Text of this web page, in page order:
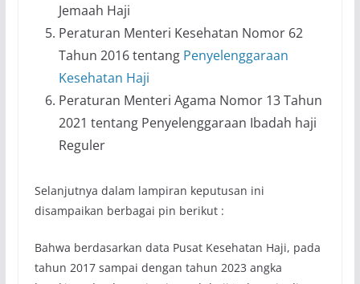
Jemaah Haji
Peraturan Menteri Kesehatan Nomor 62
Tahun 2016 tentang Penyelenggaraan
Kesehatan Haji
Peraturan Menteri Agama Nomor 13 Tahun
2021 tentang Penyelenggaraan Ibadah haji
Reguler
Selanjutnya dalam lampiran keputusan ini
disampaikan berbagai pin berikut :
Bahwa berdasarkan data Pusat Kesehatan Haji, pada
tahun 2017 sampai dengan tahun 2023 angka